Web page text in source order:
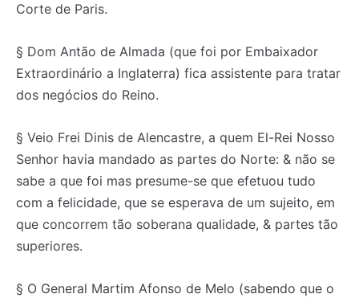
Corte de Paris.
§ Dom Antão de Almada (que foi por Embaixador
Extraordinário a Inglaterra) fica assistente para tratar
dos negócios do Reino.
§ Veio Frei Dinis de Alencastre, a quem El-Rei Nosso
Senhor havia mandado as partes do Norte: & não se
sabe a que foi mas presume-se que efetuou tudo
com a felicidade, que se esperava de um sujeito, em
que concorrem tão soberana qualidade, & partes tão
superiores.
§ O General Martim Afonso de Melo (sabendo que o